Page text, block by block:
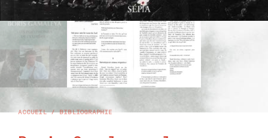
ACCUEIL / BIBLIOGRAPHIE